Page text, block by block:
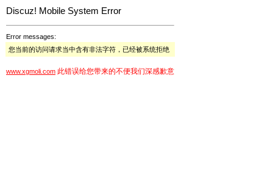
Discuz! Mobile System Error
Error messages:
您当前的访问请求当中含有非法字符，已经被系统拒绝
www.xgmoli.com 此错误给您带来的不便我们深感歉意